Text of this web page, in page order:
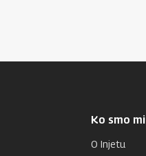
Ko smo mi
O Injetu